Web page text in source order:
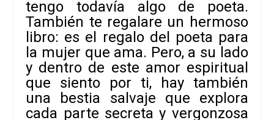
tengo toda­vía algo de poeta.
Tam­bién te rega­lare un her­moso
libro: es el regalo del poeta para
la mujer que ama. Pero, a su lado
y den­tro de este amor espi­ri­tual
que siento por ti, hay tam­bién
una bes­tia sal­vaje que explora
cada parte secreta y ver­gon­zosa